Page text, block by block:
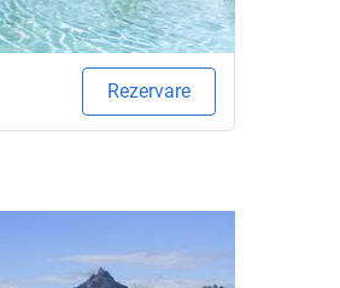
Rezervare